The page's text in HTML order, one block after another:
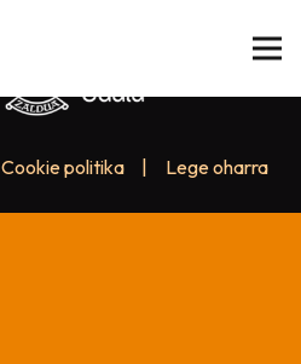
Cookie politika Lege oharra